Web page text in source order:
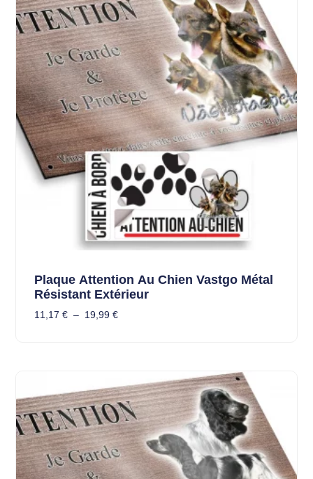
Plaque Attention Au Chien Vastgo Métal
Résistant Extérieur
11,17 € – 19,99 €